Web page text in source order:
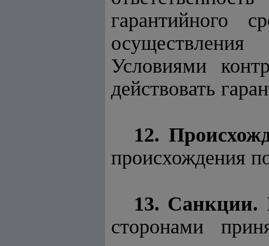
гарантийного
Условиями
действовать
12.
происхождения
13. Санкции.
сторонами